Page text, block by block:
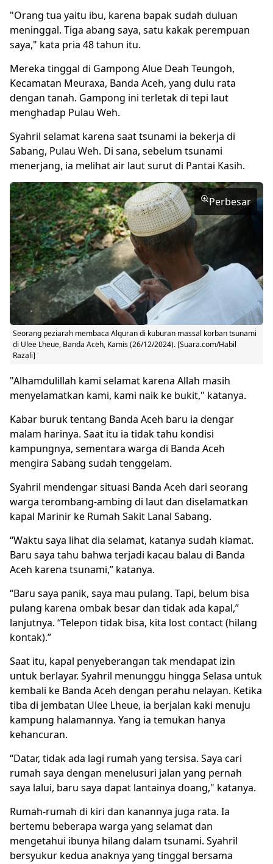
"Orang tua yaitu ibu, karena bapak sudah duluan
meninggal. Tiga abang saya, satu kakak perempuan
saya," kata pria 48 tahun itu.
Mereka tinggal di Gampong Alue Deah Teungoh,
Kecamatan Meuraxa, Banda Aceh, yang dulu rata
dengan tanah. Gampong ini terletak di tepi laut
menghadap Pulau Weh.
Syahril selamat karena saat tsunami ia bekerja di
Sabang, Pulau Weh. Di sana, sebelum tsunami
menerjang, ia melihat air laut surut di Pantai Kasih.
Perbesar
Seorang peziarah membaca Alquran di kuburan massal korban tsunami
di Ulee Lheue, Banda Aceh, Kamis (26/12/2024). [Suara.com/Habil
Razali]
"Alhamdulillah kami selamat karena Allah masih
menyelamatkan kami, kami naik ke bukit," katanya.
Kabar buruk tentang Banda Aceh baru ia dengar
malam harinya. Saat itu ia tidak tahu kondisi
kampungnya, sementara warga di Banda Aceh
mengira Sabang sudah tenggelam.
Syahril mendengar situasi Banda Aceh dari seorang
warga terombang-ambing di laut dan diselamatkan
kapal Marinir ke Rumah Sakit Lanal Sabang.
“Waktu saya lihat dia selamat, katanya sudah kiamat.
Baru saya tahu bahwa terjadi kacau balau di Banda
Aceh karena tsunami,” katanya.
“Baru saya panik, saya mau pulang. Tapi, belum bisa
pulang karena ombak besar dan tidak ada kapal,”
lanjutnya. “Telepon tidak bisa, kita lost contact (hilang
kontak).”
Saat itu, kapal penyeberangan tak mendapat izin
untuk berlayar. Syahril menunggu hingga Selasa untuk
kembali ke Banda Aceh dengan perahu nelayan. Ketika
tiba di jembatan Ulee Lheue, ia berjalan kaki menuju
kampung halamannya. Yang ia temukan hanya
kehancuran.
“Datar, tidak ada lagi rumah yang tersisa. Saya cari
rumah saya dengan menelusuri jalan yang pernah
saya lalui, baru saya dapat lantainya doang," katanya.
Rumah-rumah di kiri dan kanannya juga rata. Ia
bertemu beberapa warga yang selamat dan
mengetahui ibunya hilang dalam tsunami. Syahril
bersyukur kedua anaknya yang tinggal bersama